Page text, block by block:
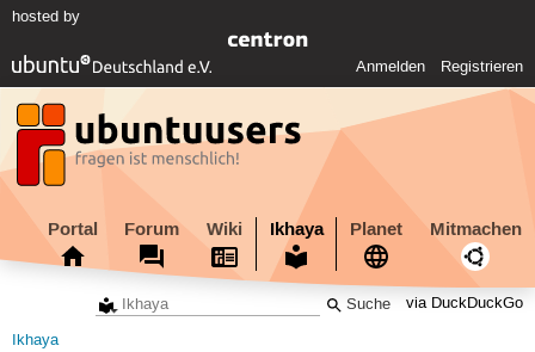
hosted by
Anmelden Registrieren
Portal Forum Wiki Ikhaya Planet Mitmachen
via DuckDuckGo
Ikhaya